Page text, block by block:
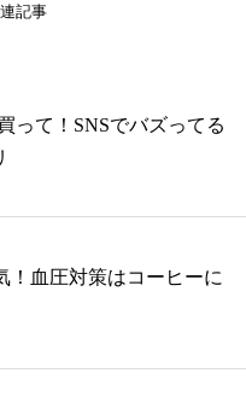
記事
って！SNSでバズってる
！血圧対策はコーヒーに